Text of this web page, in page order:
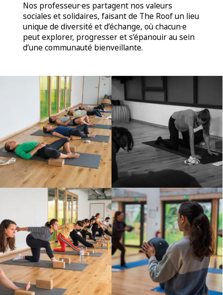
Nos professeur·es partagent nos valeurs
sociales et solidaires, faisant de The Roof un lieu
unique de diversité et d’échange, où chacun·e
peut explorer, progresser et s’épanouir au sein
d’une communauté bienveillante.